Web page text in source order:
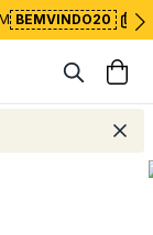
BEMVINDO20